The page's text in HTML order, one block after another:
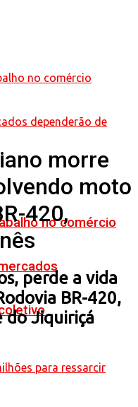
no comércio
morre
moto
420,
perde a vida
BR-420,
do Jiquiriçá